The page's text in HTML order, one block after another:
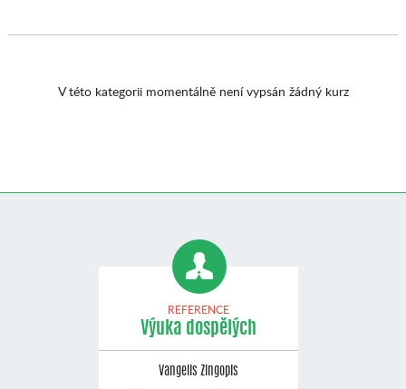
V této kategorii momentálně není vypsán žádný kurz
REFERENCE
Výuka dospělých
Vangelis Zingopis